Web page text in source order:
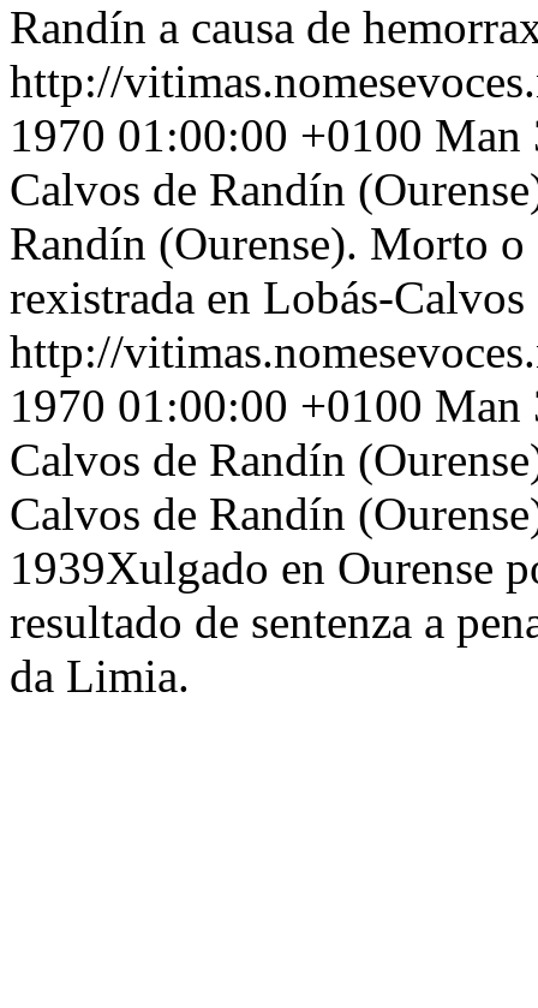
Randín a causa de
http://
1970 01:00:00 +0100 Man
Calvos de Randín
Randín (Ourense). Morto
rexistrada en Lobás-
http://
1970 01:00:00 +0100 Man
Calvos de Randín
Calvos de Randín
1939Xulgado en Ourense
resultado de sentenza a
da Limia.